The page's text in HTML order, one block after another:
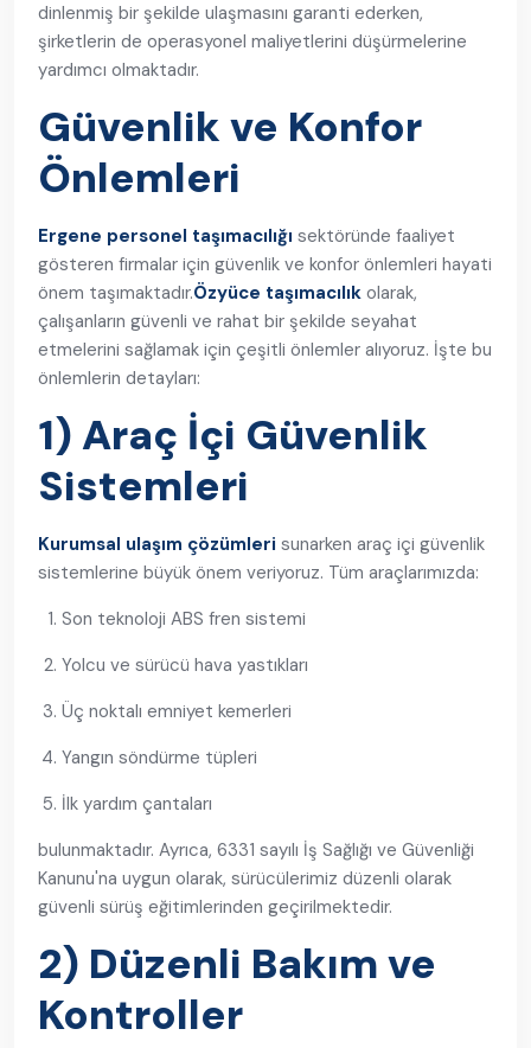
dinlenmiş bir şekilde ulaşmasını garanti ederken,
şirketlerin de operasyonel maliyetlerini düşürmelerine
yardımcı olmaktadır.
Güvenlik ve Konfor
Önlemleri
Ergene personel taşımacılığı sektöründe faaliyet
gösteren firmalar için güvenlik ve konfor önlemleri hayati
önem taşımaktadır.Özyüce taşımacılık olarak,
çalışanların güvenli ve rahat bir şekilde seyahat
etmelerini sağlamak için çeşitli önlemler alıyoruz. İşte bu
önlemlerin detayları:
1) Araç İçi Güvenlik
Sistemleri
Kurumsal ulaşım çözümleri sunarken araç içi güvenlik
sistemlerine büyük önem veriyoruz. Tüm araçlarımızda:
Son teknoloji ABS fren sistemi
Yolcu ve sürücü hava yastıkları
Üç noktalı emniyet kemerleri
Yangın söndürme tüpleri
İlk yardım çantaları
bulunmaktadır. Ayrıca, 6331 sayılı İş Sağlığı ve Güvenliği
Kanunu'na uygun olarak, sürücülerimiz düzenli olarak
güvenli sürüş eğitimlerinden geçirilmektedir.
2) Düzenli Bakım ve
Kontroller